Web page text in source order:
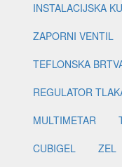
INSTALACIJSKA
ZAPORNI VENTIL
TEFLONSKA
REGULATOR
MULTIMETAR
CUBIGEL
ZEL